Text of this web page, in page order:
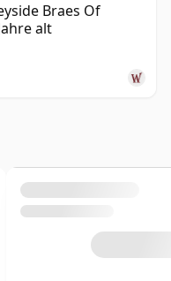
Braes Of
alt